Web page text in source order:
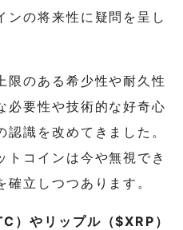
ンの将来性に疑問を呈し
限のある希少性や耐久性
必要性や技術的な好奇心
識を改めてきました。
トコインは今や無視でき
立しつつあります。
）やリップル（$XRP）